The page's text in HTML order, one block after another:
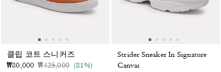
클립 코트 스니커즈
₩80,000 가격 인하 전
₩425,000인하됨
(81%)
Strider Sneaker In Signature
Canvas